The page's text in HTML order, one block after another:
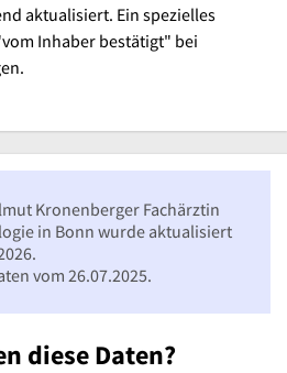
aktualisiert. Ein spezielles
Inhaber bestätigt" bei
diese Daten?
Kronenberger Fachärztin
in Bonn wurde aktualisiert
vom 26.07.2025.